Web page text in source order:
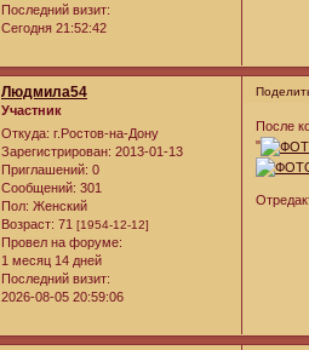
Последний визит:
Сегодня 21:52:42
Людмила54
Участник
Откуда: г.Ростов-на-Дону
Зарегистрирован: 2013-01-13
Приглашений: 0
Сообщений: 301
Пол: Женский
Возраст: 71 [1954-12-12]
Провел на форуме:
1 месяц 14 дней
Последний визит:
2026-08-05 20:59:06
После
"